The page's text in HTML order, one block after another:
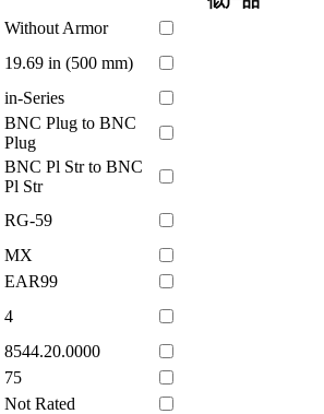
Without Armor
19.69 in (500 mm)
in-Series
BNC Plug to BNC
Plug
BNC Pl Str to BNC
Pl Str
RG-59
MX
EAR99
4
8544.20.0000
75
Not Rated